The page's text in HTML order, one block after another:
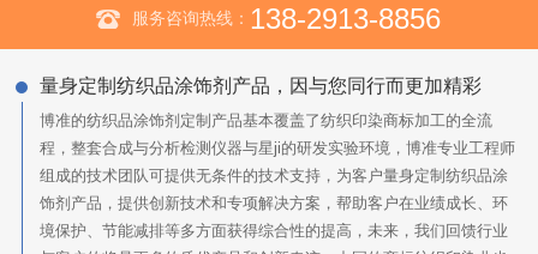
服务咨询热线： 138-2913-8856
量身定制纺织品涂饰剂产品，因与您同行而更加精彩
博准的纺织品涂饰剂定制产品基本覆盖了纺织印染商标加工的全流
程，整套合成与分析检测仪器与星ji的研发实验环境，博准专业工程师
组成的技术团队可提供无条件的技术支持，为客户量身定制纺织品涂
饰剂产品，提供创新技术和专项解决方案，帮助客户在业绩成长、环
境保护、节能减排等多方面获得综合性的提高，未来，我们回馈行业